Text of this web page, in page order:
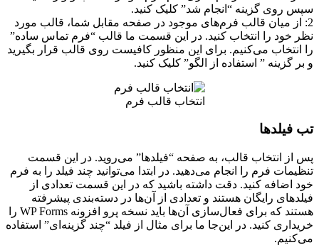
سپس روی گزینه “انجام شد” کلیک کنید.
2: از میان قالب‌ فرم‌های موجود در صفحه مقابل شما، قالب مورد
نظر خود را انتخاب کنید. در این قسمت ما قالب “فرم تماس ساده”
را انتخاب می‌کنیم. برای این منظور کافیست روی قالب قرار بگیرید
و بر گزینه ” استفاده از الگو” کلیک کنید.
انتخاب قالب فرم
تب فیلدها
پس از انتخاب قالب، به صفحه “فیلدها” می‌روید. در این قسمت
تنظیمات فرم را انجام می‌دهید. در ابتدا می‌توانید چند فیلد را به فرم
خود اضافه کنید. دقت داشته باشید که در این قسمت تعدادی از
فیلدهای رایگان هستند و تعدادی از آن‌ها در دسته‌بندی پیشرفته
هستند که برای فعال‌سازی آن‌ها باید نسخه پرو افزونه WP Forms را
خریداری کنید. در این‌جا ما برای مثال از فیلد “چند گزینه‌ای” استفاده
می‌کنیم.